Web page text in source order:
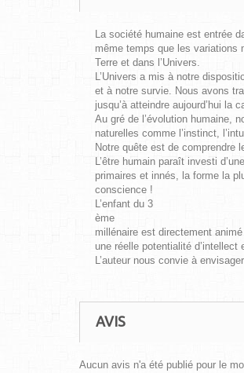
La société humaine est entrée
même temps que les variations
Terre et dans l’Univers.
L’Univers a mis à notre
et à notre survie. Nous avons
jusqu’à atteindre aujourd’hui
Au gré de l’évolution humaine,
naturelles comme l’instinct,
Notre quête est de comprendre
L’être humain paraît investi
primaires et innés, la forme la
conscience !
L’enfant du 3
ème
millénaire est directement
une réelle potentialité d’intellect
L’auteur nous convie à
AVIS
Aucun avis n'a été publié pour le